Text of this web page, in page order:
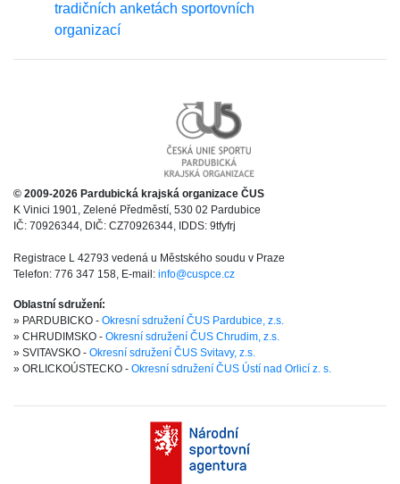
tradičních anketách sportovních
organizací
© 2009-2026 Pardubická krajská organizace ČUS
K Vinici 1901, Zelené Předměstí, 530 02 Pardubice
IČ: 70926344, DIČ: CZ70926344, IDDS: 9tfyfrj
Registrace L 42793 vedená u Městského soudu v Praze
Telefon: 776 347 158, E-mail: info@cuspce.cz
Oblastní sdružení:
» PARDUBICKO - Okresní sdružení ČUS Pardubice, z.s.
» CHRUDIMSKO - Okresní sdružení ČUS Chrudim, z.s.
» SVITAVSKO - Okresní sdružení ČUS Svitavy, z.s.
» ORLICKOÚSTECKO - Okresní sdružení ČUS Ústí nad Orlicí z. s.